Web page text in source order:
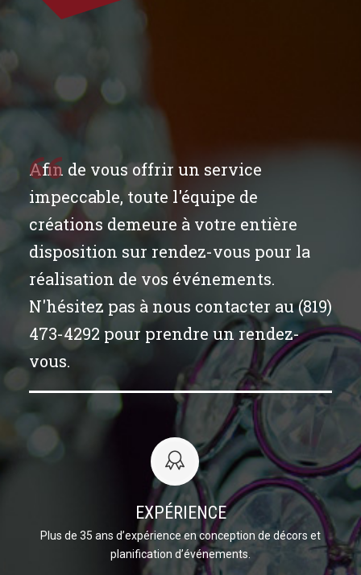
Afin de vous offrir un service
impeccable, toute l'équipe de
créations demeure à votre entière
disposition sur rendez-vous pour la
réalisation de vos événements.
N'hésitez pas à nous contacter au (819)
473-4292 pour prendre un rendez-
vous.
EXPÉRIENCE
Plus de 35 ans d’expérience en conception de décors et
planification d’événements.